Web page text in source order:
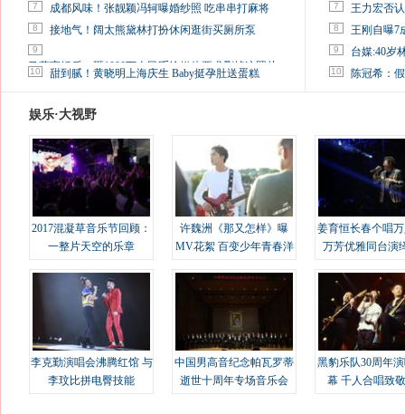
7 成都风味！张靓颖冯轲曝婚纱照 吃串串打麻将
8 接地气！阔太熊黛林打扮休闲逛街买厕所泵
9
马蓉离婚后，砸1000万人民币给媒体要求删掉这照片
10 甜到腻！黄晓明上海庆生 Baby挺孕肚送蛋糕
7 王力宏否
8 王刚自曝7
9 台媒:40岁
10 陈冠希：
娱乐·大视野
2017混凝草音乐节回顾：
一整片天空的乐章
许魏洲《那又怎样》曝
MV花絮 百变少年青春洋
姜育恒长春个唱
万芳优雅同台演
李克勤演唱会沸腾红馆 与
李玟比拼电臀技能
中国男高音纪念帕瓦罗蒂
逝世十周年专场音乐会
黑豹乐队30周年
幕 千人合唱致